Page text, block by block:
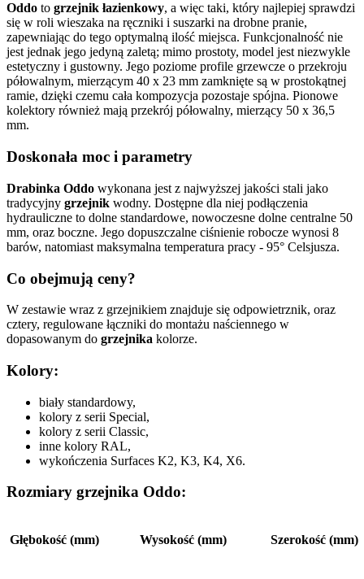
Oddo to grzejnik łazienkowy, a więc taki, który najlepiej sprawdzi
się w roli wieszaka na ręczniki i suszarki na drobne pranie,
zapewniając do tego optymalną ilość miejsca. Funkcjonalność nie
jest jednak jego jedyną zaletą; mimo prostoty, model jest niezwykle
estetyczny i gustowny. Jego poziome profile grzewcze o przekroju
półowalnym, mierzącym 40 x 23 mm zamknięte są w prostokątnej
ramie, dzięki czemu cała kompozycja pozostaje spójna. Pionowe
kolektory również mają przekrój półowalny, mierzący 50 x 36,5
mm.
Doskonała moc i parametry
Drabinka Oddo wykonana jest z najwyższej jakości stali jako
tradycyjny grzejnik wodny. Dostępne dla niej podłączenia
hydrauliczne to dolne standardowe, nowoczesne dolne centralne 50
mm, oraz boczne. Jego dopuszczalne ciśnienie robocze wynosi 8
barów, natomiast maksymalna temperatura pracy - 95° Celsjusza.
Co obejmują ceny?
W zestawie wraz z grzejnikiem znajduje się odpowietrznik, oraz
cztery, regulowane łączniki do montażu naściennego w
dopasowanym do grzejnika kolorze.
Kolory:
biały standardowy,
kolory z serii Special,
kolory z serii Classic,
inne kolory RAL,
wykończenia Surfaces K2, K3, K4, X6.
Rozmiary grzejnika Oddo:
Głębokość (mm) Wysokość (mm) Szerokość (mm)